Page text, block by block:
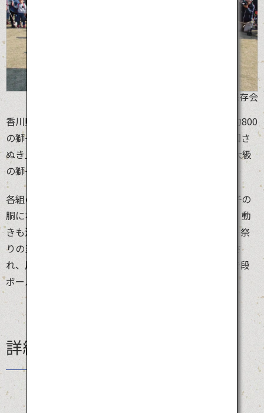
©讃岐獅子舞保存会
香川県は、日本で一番面積の小さい県でありながら、約800
の獅子舞グループが存在する獅子舞王国。「獅子舞王国さ
ぬき」は、県内の約60グループが一堂に会する国内最大級
の獅子舞イベントです。
各組の獅子は、獅子頭の色も形も、油単（ゆたん、獅子の
胴になる布）も個性豊かで華やか。香川県の獅子舞は、動
きも激しく、鳴り響く銅鑼が異国情緒を盛り上げます。祭
りの当日は朝から晩まで迫力ある獅子舞の演舞が披露さ
れ、展示コーナーで道具に触れたり、ワークショップで段
ボールの獅子頭を作ったり、家族で一日中楽しめます。
詳細情報